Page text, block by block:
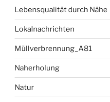
Lebensqualität durch Nähe
Lokalnachrichten
Müllverbrennung_A81
Naherholung
Natur